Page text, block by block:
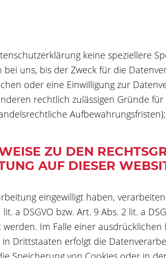
keine speziellere
uns, bis der Zweck für die
oder eine Einwilligung zur
rechtlich zulässigen Gründe
ZU DEN
AUF DIESER
eingewilligt haben,
a DSGVO bzw. Art. 9 Abs. 2 lit. a
werden. Im Falle einer
Drittstaaten erfolgt die